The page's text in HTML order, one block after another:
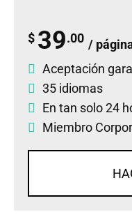
$ 39.00 /
Aceptación
35 idiomas
En tan solo 24
Miembro